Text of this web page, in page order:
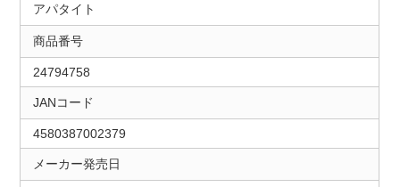
アパタイト
商品番号
24794758
JANコード
4580387002379
メーカー発売日